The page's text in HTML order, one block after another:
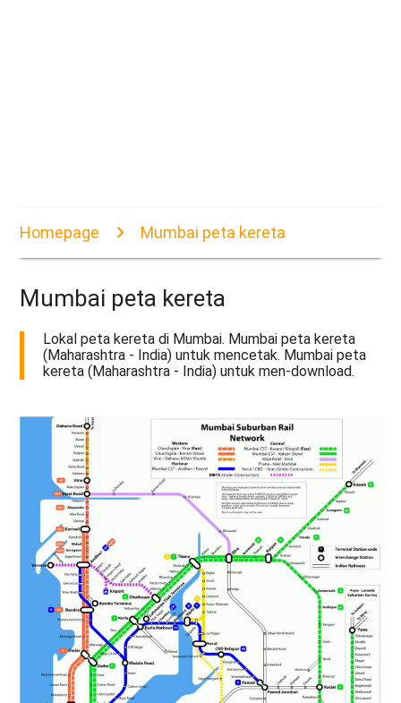
Homepage Mumbai peta kereta
Mumbai peta kereta
Lokal peta kereta di Mumbai. Mumbai peta kereta
(Maharashtra - India) untuk mencetak. Mumbai peta
kereta (Maharashtra - India) untuk men-download.